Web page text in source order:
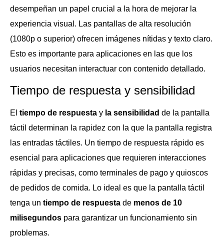
desempeñan un papel crucial a la hora de mejorar la
experiencia visual. Las pantallas de alta resolución
(1080p o superior) ofrecen imágenes nítidas y texto claro.
Esto es importante para aplicaciones en las que los
usuarios necesitan interactuar con contenido detallado.
Tiempo de respuesta y sensibilidad
El tiempo de respuesta y la sensibilidad de la pantalla
táctil determinan la rapidez con la que la pantalla registra
las entradas táctiles. Un tiempo de respuesta rápido es
esencial para aplicaciones que requieren interacciones
rápidas y precisas, como terminales de pago y quioscos
de pedidos de comida. Lo ideal es que la pantalla táctil
tenga un tiempo de respuesta de menos de 10
milisegundos para garantizar un funcionamiento sin
problemas.